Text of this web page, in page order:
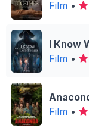
Film •
I Know
Film •
Film •